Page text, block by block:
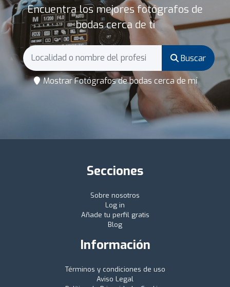
Encuentra los mejores fotógrafos de
bodas cerca de ti
Buscar
Mostrar Fotógrafos de bodas cerca de mí
Secciones
Sobre nosotros
Log in
Añade tu perfil gratis
Blog
Información
Términos y condiciones de uso
Aviso Legal